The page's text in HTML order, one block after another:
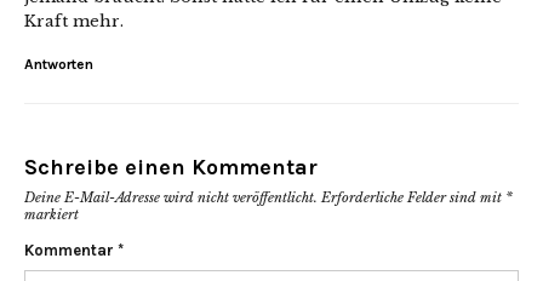
Kraft mehr.
Antworten
Schreibe einen Kommentar
Deine E-Mail-Adresse wird nicht veröffentlicht. Erforderliche Felder sind mit *
markiert
Kommentar *